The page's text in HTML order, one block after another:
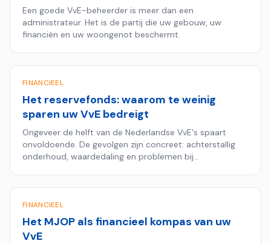
Een goede VvE-beheerder is meer dan een
administrateur. Het is de partij die uw gebouw, uw
financiën en uw woongenot beschermt.
FINANCIEEL
Het reservefonds: waarom te weinig
sparen uw VvE bedreigt
Ongeveer de helft van de Nederlandse VvE's spaart
onvoldoende. De gevolgen zijn concreet: achterstallig
onderhoud, waardedaling en problemen bij
FINANCIEEL
Het MJOP als financieel kompas van uw
VvE